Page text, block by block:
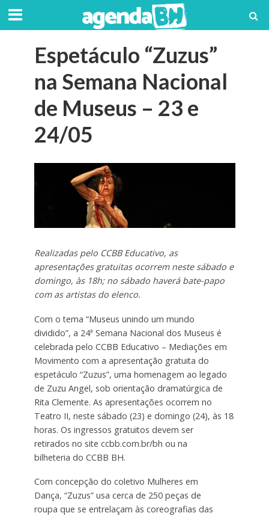
Espetáculo “Zuzus”
na Semana Nacional
de Museus – 23 e
24/05
Realizadas pelo CCBB Educativo, as
apresentações gratuitas ocorrem neste sábado e
domingo, às 18h; no sábado haverá bate-papo
com as artistas do elenco.
Com o tema “Museus unindo um mundo
dividido”, a 24ª Semana Nacional dos Museus é
celebrada pelo CCBB Educativo – Mediações em
Movimento com a apresentação gratuita do
espetáculo “Zuzus”, uma homenagem ao legado
de Zuzu Angel, sob orientação dramatúrgica de
Rita Clemente. As apresentações ocorrem no
Teatro II, neste sábado (23) e domingo (24), às 18
horas. Os ingressos gratuitos devem ser
retirados no site ccbb.com.br/bh ou na
bilheteria do CCBB BH.
Com concepção do coletivo Mulheres em
Dança, “Zuzus” usa cerca de 250 peças de
roupa que se entrelaçam às coreografias das